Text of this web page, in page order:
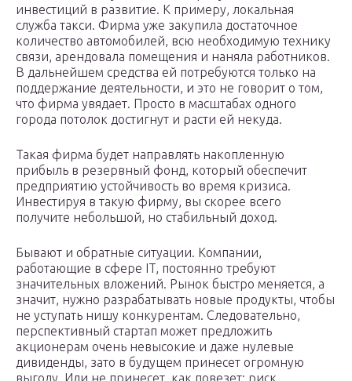
инвестиций в развитие. К примеру, локальная
служба такси. Фирма уже закупила достаточное
количество автомобилей, всю необходимую технику
связи, арендовала помещения и наняла работников.
В дальнейшем средства ей потребуются только на
поддержание деятельности, и это не говорит о том,
что фирма увядает. Просто в масштабах одного
города потолок достигнут и расти ей некуда.
Такая фирма будет направлять накопленную
прибыль в резервный фонд, который обеспечит
предприятию устойчивость во время кризиса.
Инвестируя в такую фирму, вы скорее всего
получите небольшой, но стабильный доход.
Бывают и обратные ситуации. Компании,
работающие в сфере IT, постоянно требуют
значительных вложений. Рынок быстро меняется, а
значит, нужно разрабатывать новые продукты, чтобы
не уступать нишу конкурентам. Следовательно,
перспективный стартап может предложить
акционерам очень невысокие и даже нулевые
дивиденды, зато в будущем принесет огромную
выгоду. Или не принесет, как повезет: риск